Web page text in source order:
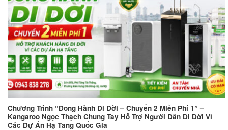
Chương Trình “Đồng Hành Di Dời – Chuyển 2 Miễn Phí 1” –
Kangaroo Ngọc Thạch Chung Tay Hỗ Trợ Người Dân Di Dời Vì
Các Dự Án Hạ Tầng Quốc Gia